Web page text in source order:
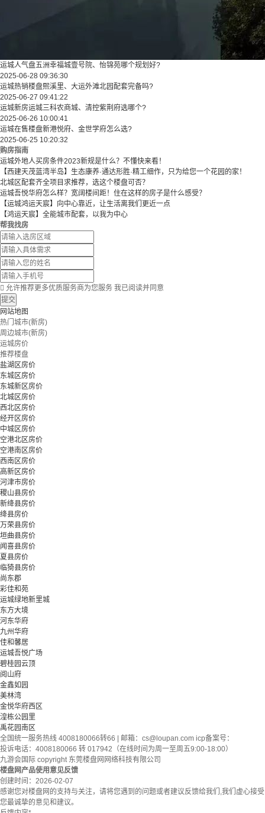
运城人气盘五洲幸福城壹号院、怡锦苑哪个规划好?
2025-06-28 09:36:30
运城热销楼盘熙溪里、大运外滩北园配套完备吗?
2025-06-27 09:41:22
运城新房运城三科农商城、清控紫荆府选哪个?
2025-06-26 10:00:41
运城在售楼盘新港悦府、金世学府怎么选?
2025-06-25 10:20:32
购房指南
运城外地人买房条件2023新规是什么？不懂快来看！
【西建天茂蓝湾半岛】生态康养·通达形胜·精工细作，只为给您一个花园的家！
北城区配套齐全项目求推荐，选这个楼盘可否？
运城吾悦华府怎么样？宽阔楼间距！住在这样的房子是什么感受？
【运城鸿运天宸】向中心靠近，让生活离我们更近一点
【鸿运天宸】全能城市配套，以我为中心
帮我找房
 允许推荐更多优质服务商为您服务 我已阅读并同意
提交
网站地图
热门城市(新房)
周边城市(新房)
运城房价
推荐楼盘
盐湖区房价
东城区房价
东城新区房价
北城区房价
西北区房价
经开区房价
中城区房价
空港北区房价
空港南区房价
西南区房价
高新区房价
河津市房价
稷山县房价
新绛县房价
绛县房价
万荣县房价
垣曲县房价
闻喜县房价
夏县房价
临猗县房价
尚东郡
彩佳和苑
运城绿地新里城
东方大境
河东华府
九州华府
佳和馨居
运城吾悦广场
碧桂园云顶
阅山府
金鑫如园
美林湾
金悦华府西区
湟栋公园里
禹花园南区
全国统一服务热线 4008180066转66 | 邮箱： cs@loupan.com icp备案号：
投诉电话：4008180066 转 017942（在线时间为周一至周五9:00-18:00）
九游会国际 copyright 东莞楼盘网网络科技有限公司
楼盘网产品使用意见反馈
创建时间： 2026-02-07
感谢您对楼盘网的支持与关注，请将您遇到的问题或者建议反馈给我们,我们虚心接受
您最诚挚的意见和建议。